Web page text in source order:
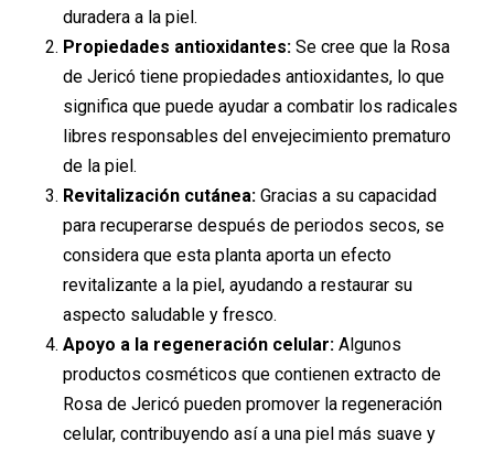
duradera a la piel.
Propiedades antioxidantes:Se cree que la Rosa
de Jericó tiene propiedades antioxidantes, lo que
significa que puede ayudar a combatir los radicales
libres responsables del envejecimiento prematuro
de la piel.
Revitalización cutánea:Gracias a su capacidad
para recuperarse después de periodos secos, se
considera que esta planta aporta un efecto
revitalizante a la piel, ayudando a restaurar su
aspecto saludable y fresco.
Apoyo a la regeneración celular:Algunos
productos cosméticos que contienen extracto de
Rosa de Jericó pueden promover la regeneración
celular, contribuyendo así a una piel más suave y